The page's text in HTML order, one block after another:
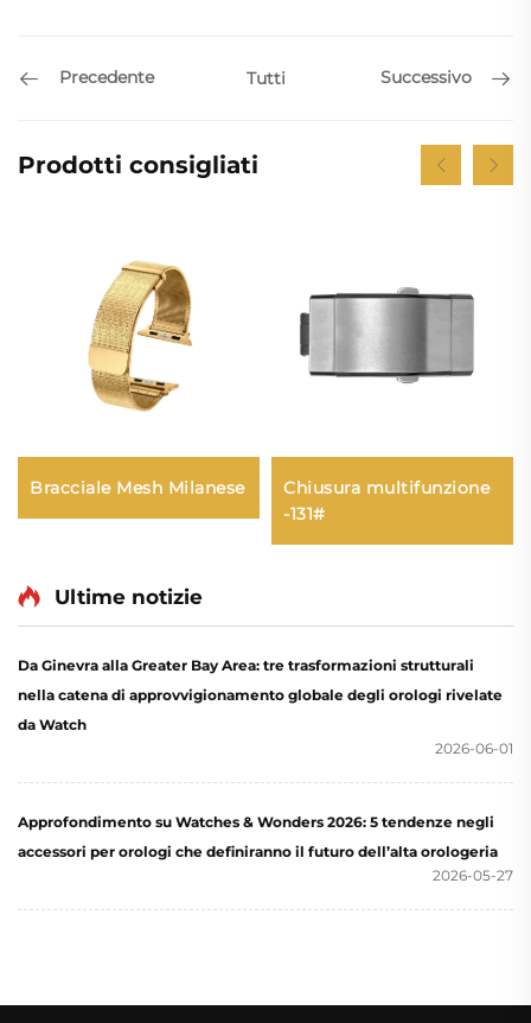
Precedente Tutti Successivo
Prodotti consigliati
Bracciale Mesh Milanese
Chiusura multifunzione
-131#
Ultime notizie
Da Ginevra alla Greater Bay Area: tre trasformazioni strutturali
nella catena di approvvigionamento globale degli orologi rivelate
da Watch
2026-06-01
Approfondimento su Watches & Wonders 2026: 5 tendenze negli
accessori per orologi che definiranno il futuro dell’alta orologeria
2026-05-27